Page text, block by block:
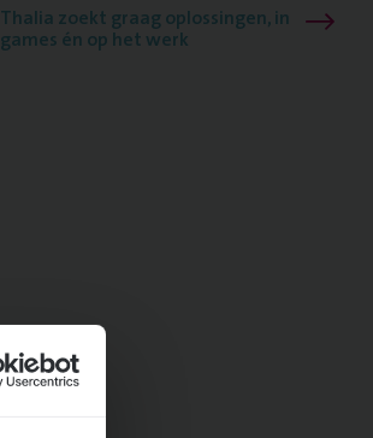
Thalia zoekt graag oplossingen, in
games én op het werk